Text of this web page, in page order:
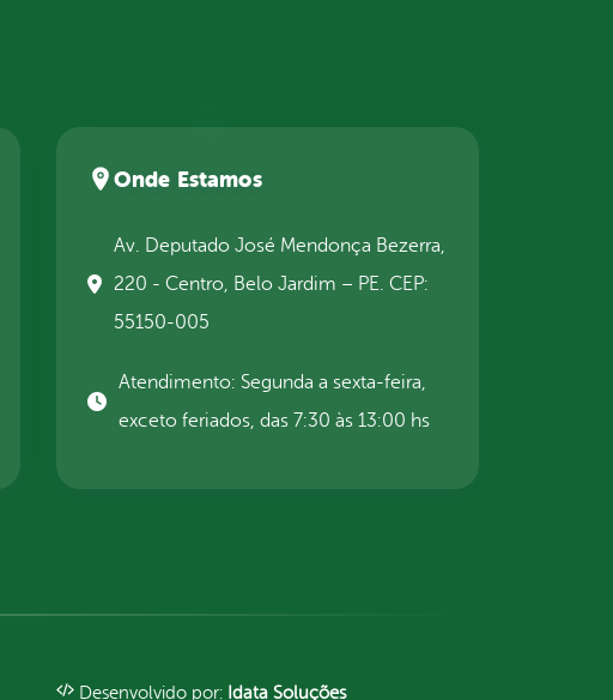
Onde Estamos
Av. Deputado José Mendonça Bezerra,
220 - Centro, Belo Jardim – PE. CEP:
55150-005
Atendimento: Segunda a sexta-feira,
exceto feriados, das 7:30 às 13:00 hs
Desenvolvido por: Idata Soluções